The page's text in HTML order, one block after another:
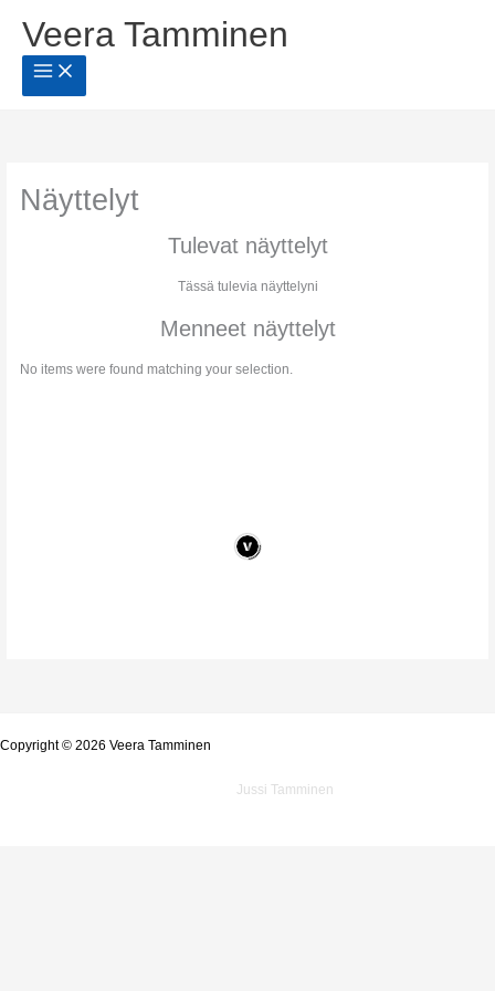
sisältöön
Veera Tamminen
Näyttelyt
Tulevat näyttelyt
Tässä tulevia näyttelyni
Menneet näyttelyt
No items were found matching your selection.
Copyright © 2026 Veera Tamminen
Jussi Tamminen